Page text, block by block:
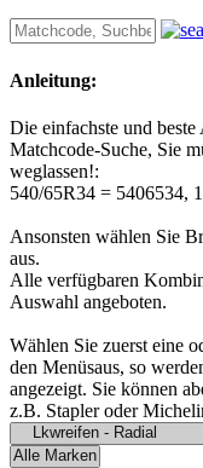
Anleitung:
Die einfachste und
Matchcode-Suche, Sie
weglassen!:
540/65R34 = 5406534,
Ansonsten wählen Sie
aus.
Alle verfügbaren
Auswahl angeboten.
Wählen Sie zuerst eine
den Menüsaus, so
angezeigt. Sie können
z.B. Stapler oder